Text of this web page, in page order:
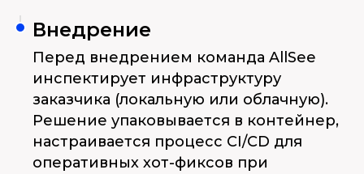
Внедрение
Перед внедрением команда AllSee
инспектирует инфраструктуру
заказчика (локальную или облачную).
Решение упаковывается в контейнер,
настраивается процесс CI/CD для
оперативных хот-фиксов при